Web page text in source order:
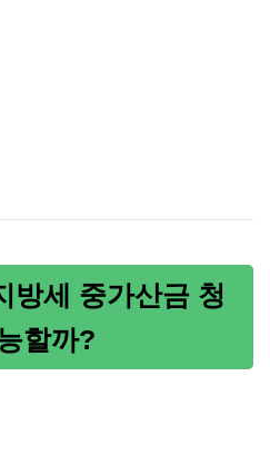
방세 중가산금 청
할까?